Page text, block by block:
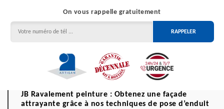
On vous rappelle gratuitement
JB Ravalement peinture : Obtenez une façade
attrayante grâce à nos techniques de pose d’enduit